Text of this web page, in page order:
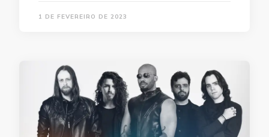
1 DE FEVEREIRO DE 2023